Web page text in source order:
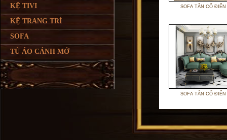
KỆ TIVI
KỆ TRANG TRÍ
SOFA
TỦ ÁO CÁNH MỞ
SOFA TÂN CỔ ĐIỂN
SOFA TÂN CỔ ĐIỂN